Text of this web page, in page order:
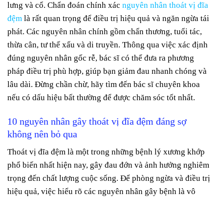
lưng và cổ. Chẩn đoán chính xác nguyên nhân thoát vị đĩa
đệm là rất quan trọng để điều trị hiệu quả và ngăn ngừa tái
phát. Các nguyên nhân chính gồm chấn thương, tuổi tác,
thừa cân, tư thế xấu và di truyền. Thông qua việc xác định
đúng nguyên nhân gốc rễ, bác sĩ có thể đưa ra phương
pháp điều trị phù hợp, giúp bạn giảm đau nhanh chóng và
lâu dài. Đừng chần chừ, hãy tìm đến bác sĩ chuyên khoa
nếu có dấu hiệu bất thường để được chăm sóc tốt nhất.
10 nguyên nhân gây thoát vị đĩa đệm đáng sợ
không nên bỏ qua
Thoát vị đĩa đệm là một trong những bệnh lý xương khớp
phổ biến nhất hiện nay, gây đau đớn và ảnh hưởng nghiêm
trọng đến chất lượng cuộc sống. Để phòng ngừa và điều trị
hiệu quả, việc hiểu rõ các nguyên nhân gây bệnh là vô